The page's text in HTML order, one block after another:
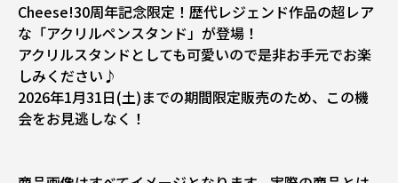
Cheese!30周年記念限定！歴代レジェンド作品の超レア
な「アクリルペンスタンド」が登場！
アクリルスタンドとしても可愛いので是非お手元でお楽
しみください♪
2026年1月31日(土)までの期間限定販売のため、この機
会をお見逃しなく！